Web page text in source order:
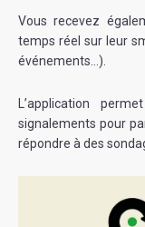
Vous recevez
temps réel sur leur
événements…).
L’application
signalements pour
répondre à des